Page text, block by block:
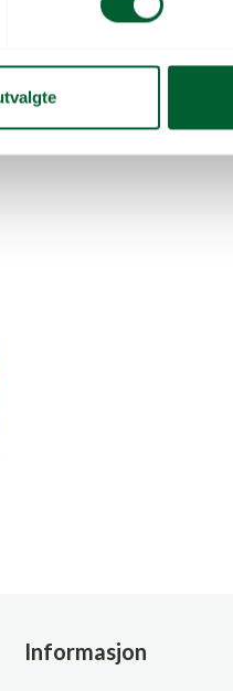
Informasjon